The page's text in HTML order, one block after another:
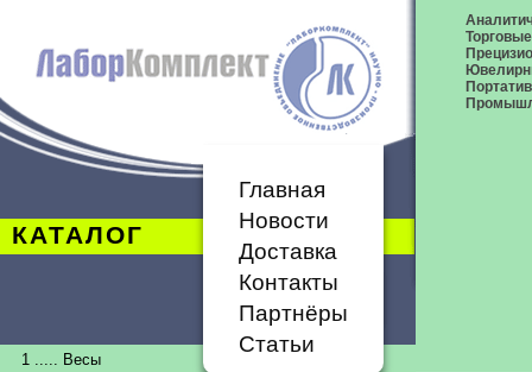
КАТАЛОГ
Главная
Новости
Доставка
Контакты
Партнёры
Статьи
1 ..... Весы